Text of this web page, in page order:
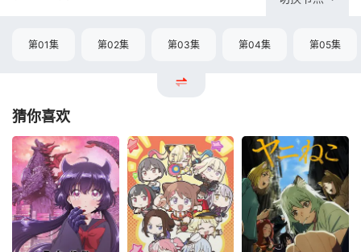
第01集 第02集 第03集 第04集 第05集
猜你喜欢